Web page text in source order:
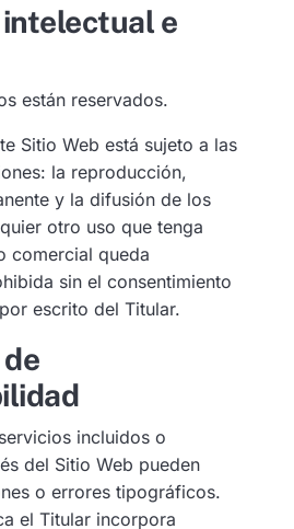
e
están reservados.
Sitio Web está sujeto a las
la reproducción,
y la difusión de los
otro uso que tenga
comercial queda
sin el consentimiento
escrito del Titular.
incluidos o
del Sitio Web pueden
o errores tipográficos.
el Titular incorpora